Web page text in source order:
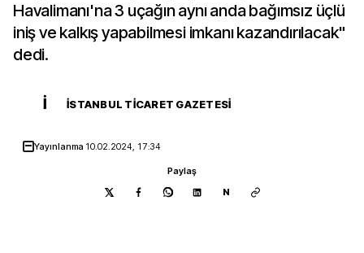
Havalimanı'na 3 uçağın aynı anda bağımsız üçlü
iniş ve kalkış yapabilmesi imkanı kazandırılacak"
dedi.
İ İSTANBUL TICARET GAZETESI
Yayınlanma 10.02.2024, 17:34
Paylaş
N